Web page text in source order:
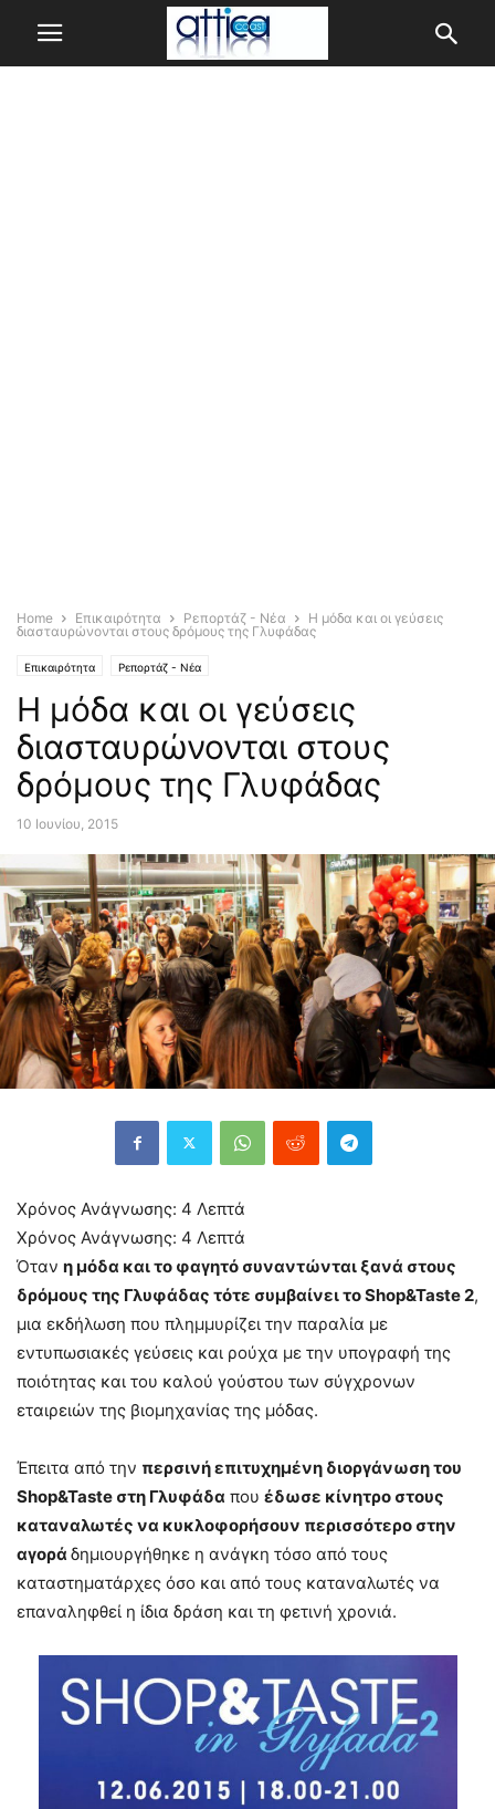
Home Επικαιρότητα Ρεπορτάζ - Νέα
Η μόδα και οι γεύσεις
διασταυρώνονται στους δρόμους της Γλυφάδας
Επικαιρότητα Ρεπορτάζ - Νέα
Η μόδα και οι γεύσεις
διασταυρώνονται στους
δρόμους της Γλυφάδας
10 Ιουνίου, 2015
Χρόνος Ανάγνωσης: 4 Λεπτά
Χρόνος Ανάγνωσης: 4 Λεπτά
Όταν η μόδα και το φαγητό συναντώνται ξανά στους
δρόμους της Γλυφάδας τότε συμβαίνει τοShop&Taste 2,
μια εκδήλωση που πλημμυρίζει την παραλία με
εντυπωσιακές γεύσεις και ρούχα με την υπογραφή της
ποιότητας και του καλού γούστου των σύγχρονων
εταιρειών της βιομηχανίας της μόδας.
Έπειτα από την περσινή επιτυχημένη διοργάνωση του
Shop&Taste στη Γλυφάδα που έδωσε κίνητρο στους
καταναλωτές να κυκλοφορήσουν περισσότερο στην
αγορά δημιουργήθηκε η ανάγκη τόσο από τους
καταστηματάρχες όσο και από τους καταναλωτές να
επαναληφθεί η ίδια δράση και τη φετινή χρονιά.